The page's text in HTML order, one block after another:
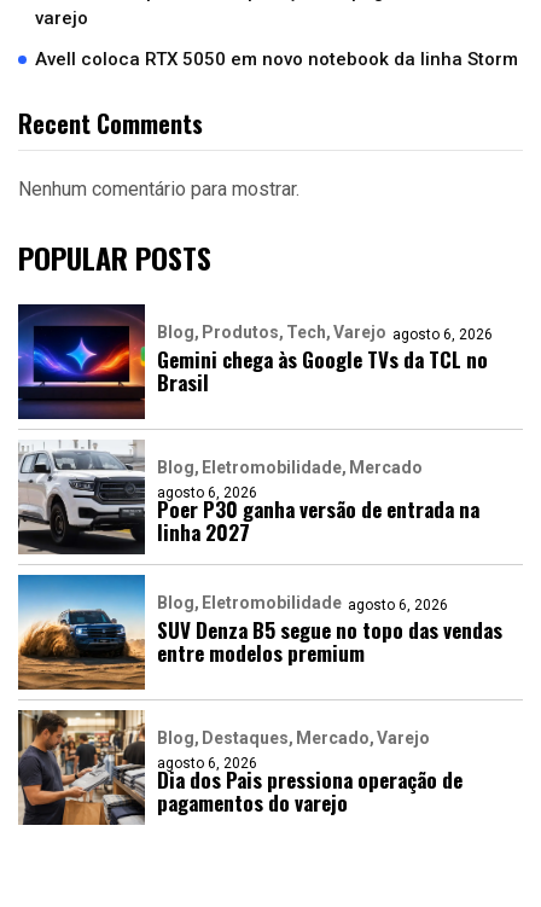
varejo
Avell coloca RTX 5050 em novo notebook da linha Storm
Recent Comments
Nenhum comentário para mostrar.
POPULAR POSTS
Blog Produtos Tech Varejo agosto 6, 2026
Gemini chega às Google TVs da TCL no
Brasil
Blog Eletromobilidade Mercado
agosto 6, 2026
Poer P30 ganha versão de entrada na
linha 2027
Blog Eletromobilidade agosto 6, 2026
SUV Denza B5 segue no topo das vendas
entre modelos premium
Blog Destaques Mercado Varejo
agosto 6, 2026
Dia dos Pais pressiona operação de
pagamentos do varejo